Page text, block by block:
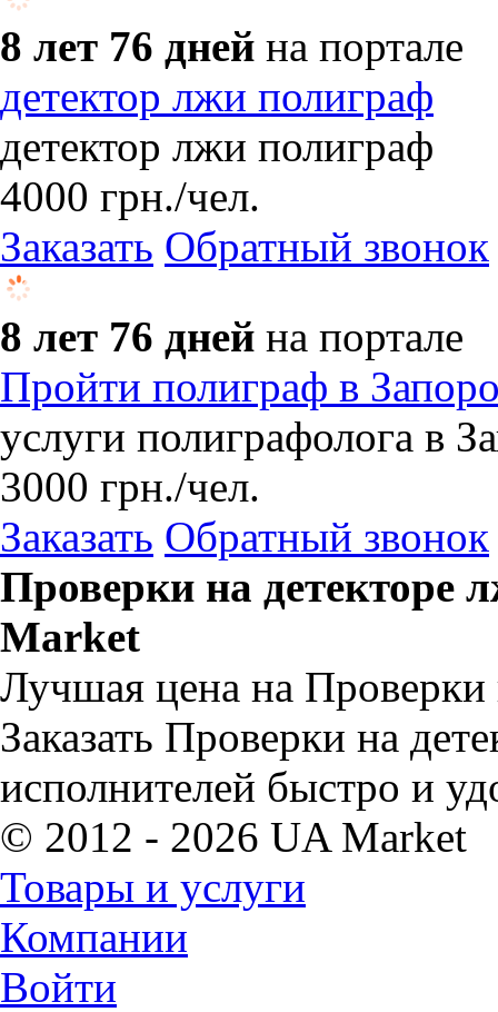
8 лет 76 дней на портале
детектор лжи полиграф
детектор лжи полиграф
4000 грн./чел.
Заказать Обратный звонок
8 лет 76 дней на портале
Пройти полиграф в
услуги полиграфолога в
3000 грн./чел.
Заказать Обратный звонок
Проверки на детекторе
Market
Лучшая цена на Проверки
Заказать Проверки на
исполнителей быстро и
© 2012 - 2026 UA Market
Товары и услуги
Компании
Войти